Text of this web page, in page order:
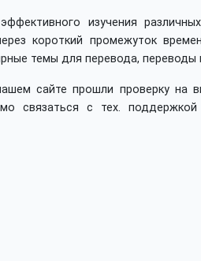
изучения
короткий промежуток
темы для перевода, переводы
сайте прошли проверку на
связаться с тех.